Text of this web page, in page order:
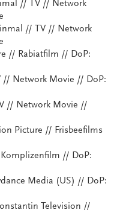
// TV // Network
// TV // Network
// Rabiatfilm // DoP:
// Network Movie // DoP:
// Network Movie //
Picture // Frisbeefilms
// DoP:
Media (US) // DoP:
Television //